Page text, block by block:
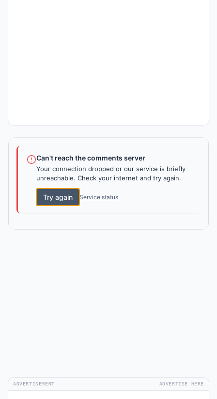
Can't reach the comments server
Your connection dropped or our service is briefly
unreachable. Check your internet and try again.
Try again Service status
ADVERTISEMENT ADVERTISE HERE